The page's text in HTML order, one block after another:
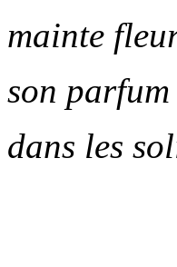
mainte
son parfum
dans les